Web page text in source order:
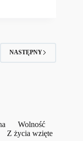
NASTĘPNY
Wolność
Z życia wzięte